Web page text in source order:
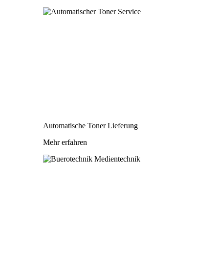
Automatische Toner Lieferung
Mehr erfahren